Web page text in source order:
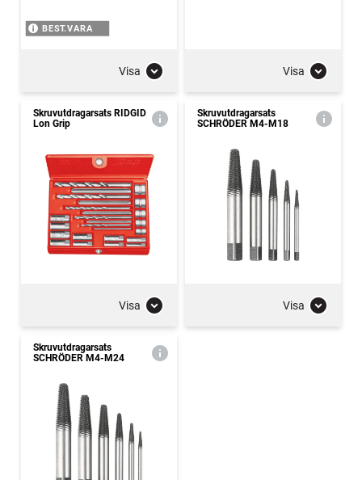
BEST.VARA
Visa Visa
Skruvutdragarsats RIDGID
Lon Grip
Visa
Skruvutdragarsats
SCHRÖDER M4-M18
Visa
Skruvutdragarsats
SCHRÖDER M4-M24